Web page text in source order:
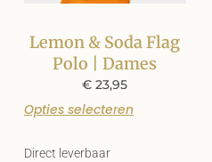
Lemon & Soda Flag
Polo | Dames
€ 23,95
Opties selecteren
Direct leverbaar